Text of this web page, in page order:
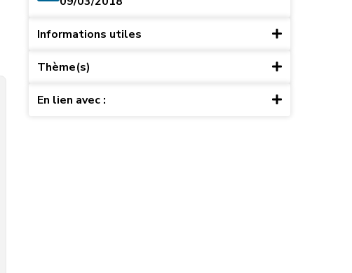
Informations utiles
Thème(s)
En lien avec :